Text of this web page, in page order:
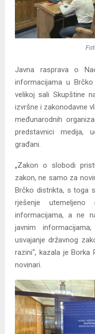
Javna rasprava o
informacijama u
velikoj sali Skupštine
izvršne i zakonodavne
međunarodnih
predstavnici medija,
građani.
„Zakon o slobodi
zakon, ne samo za
Brčko distrikta, s toga
rješenje
informacijama, a ne
javnim
usvajanje državnog
razini“, kazala je Borka
novinari.